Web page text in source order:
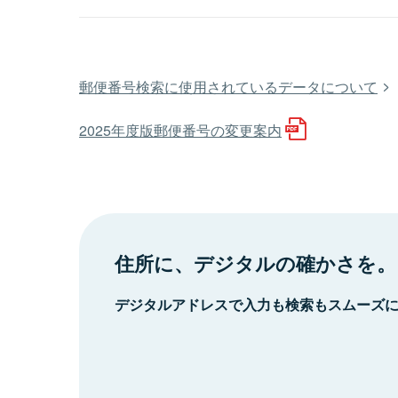
郵便番号検索に使用されているデータについて
2025年度版郵便番号の変更案内
住所に、デジタルの確かさを。
デジタルアドレスで入力も検索もスムーズ